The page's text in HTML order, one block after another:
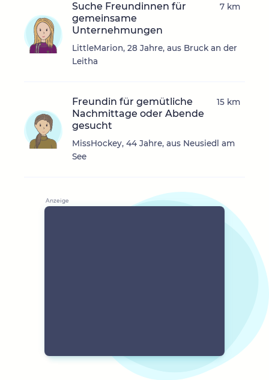
Suche Freundinnen für
gemeinsame
Unternehmungen
LittleMarion, 28 Jahre, aus Bruck an der
Leitha
7 km
Freundin für gemütliche
Nachmittage oder Abende
gesucht
MissHockey, 44 Jahre, aus Neusiedl am
See
15 km